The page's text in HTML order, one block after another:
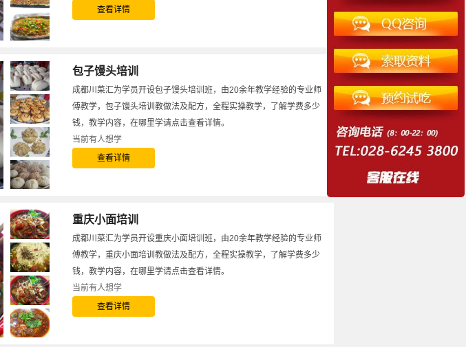
查看详情
包子馒头培训
成都川菜汇为学员开设包子馒头培训班，由20余年教学经验的专业师
傅教学，包子馒头培训教做法及配方，全程实操教学，了解学费多少
钱，教学内容，在哪里学请点击查看详情。
当前有人想学
查看详情
重庆小面培训
成都川菜汇为学员开设重庆小面培训班，由20余年教学经验的专业师
傅教学，重庆小面培训教做法及配方，全程实操教学，了解学费多少
钱，教学内容，在哪里学请点击查看详情。
当前有人想学
查看详情